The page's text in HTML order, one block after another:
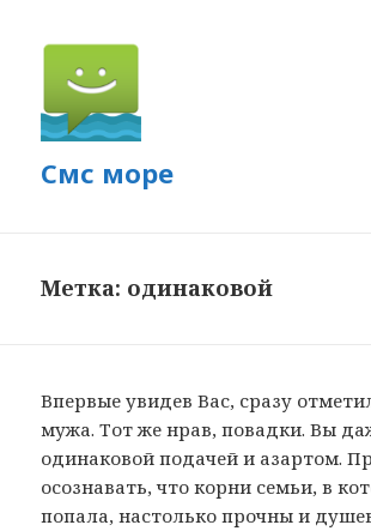
Смс море
Метка: одинаковой
Впервые увидев Вас, сразу
мужа. Тот же нрав, повадки. Вы
одинаковой подачей и азартом.
осознавать, что корни семьи, в
попала, настолько прочны и